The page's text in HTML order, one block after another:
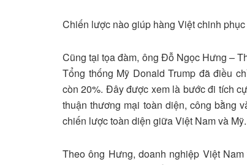
Chiến lược nào giúp hàng Việt chinh
Cũng tại tọa đàm, ông Đỗ Ngọc Hưng –
Tổng thống Mỹ Donald Trump đã điều
còn 20%. Đây được xem là bước đi tích
thuận thương mại toàn diện, công bằng
chiến lược toàn diện giữa Việt Nam và Mỹ.
Theo ông Hưng, doanh nghiệp Việt